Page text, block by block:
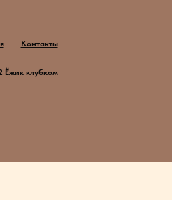
Контакты
Ёжик клубком